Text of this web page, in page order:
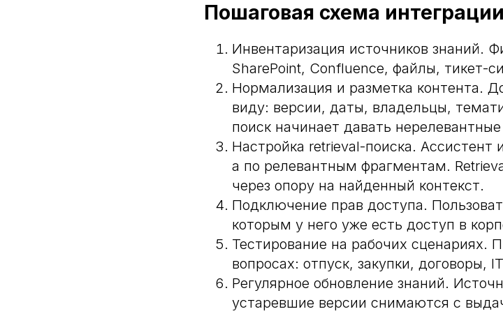
Пошаговая схема интеграции
Инвентаризация источников знаний.
SharePoint, Confluence, файлы, тикет-
Нормализация и разметка контента.
виду: версии, даты, владельцы,
поиск начинает давать
Настройка retrieval-поиска.
а по релевантным фрагментам.
через опору на найденный контекст.
Подключение прав доступа.
которым у него уже есть доступ в
Тестирование на рабочих сценариях.
вопросах: отпуск, закупки, договоры,
Регулярное обновление знаний.
устаревшие версии снимаются с